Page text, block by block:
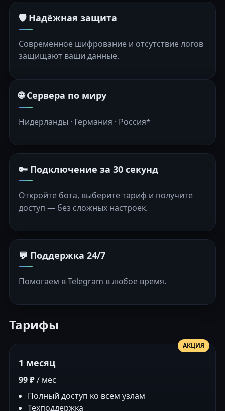
🛡️ Надёжная защита
Современное шифрование и отсутствие логов
защищают ваши данные.
🌐 Сервера по миру
Нидерланды · Германия · Россия*
🔑 Подключение за 30 секунд
Откройте бота, выберите тариф и получите
доступ — без сложных настроек.
💬 Поддержка 24/7
Помогаем в Telegram в любое время.
Тарифы
АКЦИЯ
1 месяц
99 ₽/ мес
Полный доступ ко всем узлам
Техподдержка